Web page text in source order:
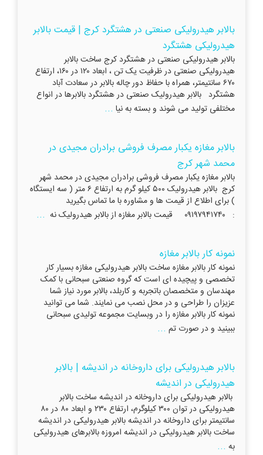
بالابر هیدرولیکی صنعتی در هشتگرد کرج | قیمت بالابر
هیدرولیکی هشتگرد
بالابر هیدرولیکی صنعتی در هشتگرد کرج ساخت بالابر
هیدرولیکی صنعتی در ظرفیت یک تن ، ابعاد ۱۲۰ در ۱۶۰، ارتفاع
۶۷۰ سانتیمتر، همراه با حفاظ دور چاله بالابر در سعادت آباد
هشتگرد بالابر هیدرولیک صنعتی در هشتگرد بالابرها در انواع
مختلفی تولید می شوند و بسته به نیا ...
بالابر مغازه یکبار مصرف فروشی برادران مجیدی در
محمد شهر کرج
بالابر مغازه یکبار مصرف فروشی برادران مجیدی در محمد شهر
کرج بالابر هیدرولیک ۵۰۰ کیلو گرم به ارتفاع ۶ متر ( سه ایستگاه
) برای اطلاع از قیمت ها و مشاوره با ما تماس بگیرید
: ۰۹۱۹۷۹۴۱۷۴۰ قیمت بالابر مغازه از بالابر هیدرولیک نه ‌
...
نمونه کار بالابر مغازه
نمونه کار بالابر مغازه ساخت بالابر هیدرولیکی مغازه بسیار کار
تخصصی و پیچیده ای است که گروه صنعتی سبحانی با کمک
مهندسان و متخصصان باتجربه و کاربلد، بالابر مورد نیاز شما
عزیزان را طراحی و در محل نصب می نمایند. شما می توانید
نمونه کار بالابر مغازه را در وبسایت مجموعه تولیدی سبحانی
ببینید و در صورت تم ...
بالابر هیدرولیکی برای داروخانه در اندیشه | بالابر
هیدرولیکی در اندیشه
بالابر هیدرولیکی برای داروخانه در اندیشه ساخت بالابر
هیدرولیکی در توان ۳۰۰ کیلوگرم، ارتفاع ۲۳۰ و ابعاد ۸۰ در ۸۰
سانتیمتر برای داروخانه در اندیشه بالابر هیدرولیکی در اندیشه
ساخت بالابر هیدرولیکی در اندیشه امروزه بالابرهای هیدرولیکی
به ...